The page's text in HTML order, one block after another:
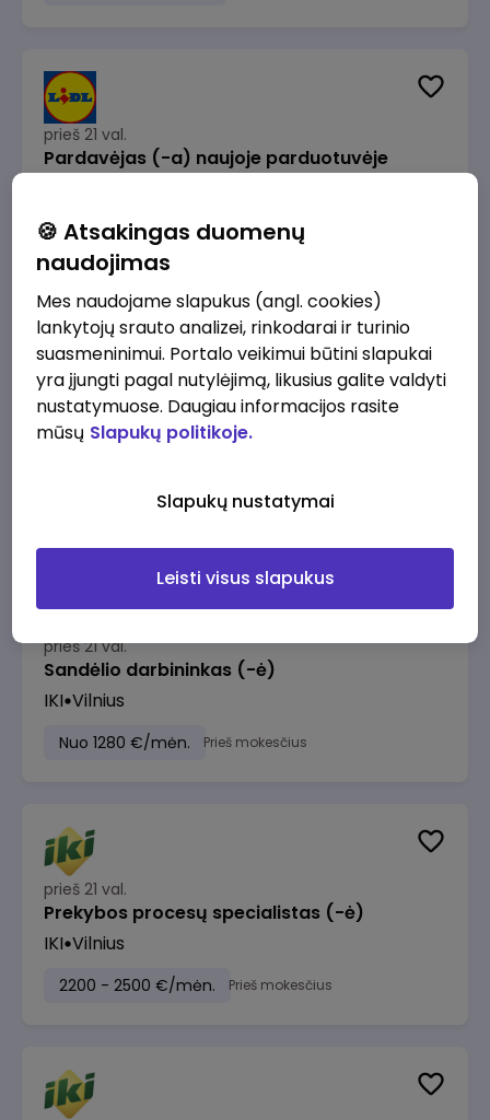
prieš 21 val.
Pardavėjas (-a) naujoje parduotuvėje
1715 - 2170 €/mėn.
prieš 21 val.
Darbo užmokesčio buhalteris(ė)
3000 - 3650 €/mėn. Prieš mokesčius
prieš 21 val.
Sandėlio darbininkas (-ė)
IKI Vilnius
Nuo 1280 €/mėn. Prieš mokesčius
prieš 21 val.
Prekybos procesų specialistas (-ė)
IKI Vilnius
2200 - 2500 €/mėn. Prieš mokesčius
🍪 Atsakingas duomenų
naudojimas
Mes naudojame slapukus (angl. cookies)
lankytojų srauto analizei, rinkodarai ir turinio
suasmeninimui. Portalo veikimui būtini slapukai
yra įjungti pagal nutylėjimą, likusius galite valdyti
nustatymuose. Daugiau informacijos rasite
mūsų Slapukų politikoje.
Slapukų nustatymai
Leisti visus slapukus